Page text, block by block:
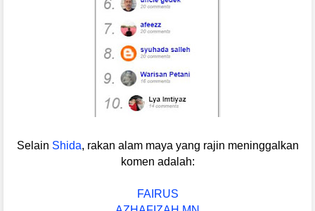
Selain Shida, rakan alam maya yang rajin meninggalkan
komen adalah:
FAIRUS